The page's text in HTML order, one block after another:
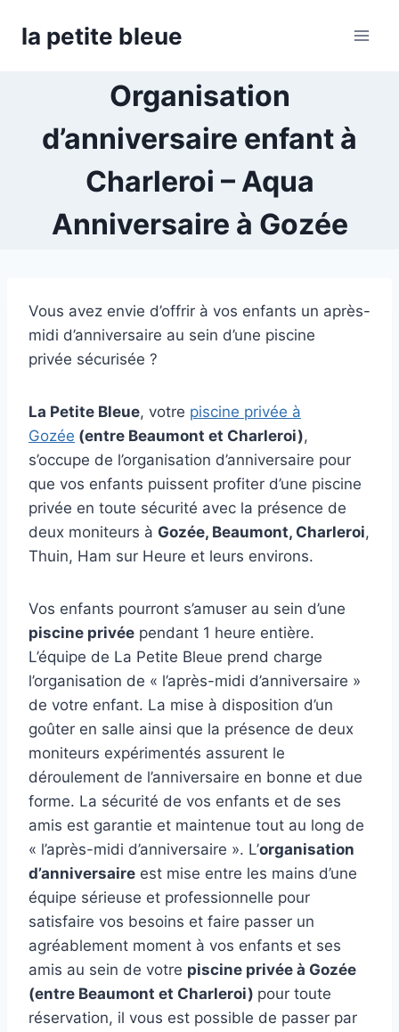
la petite bleue
Organisation
d’anniversaire enfant à
Charleroi – Aqua
Anniversaire à Gozée
Vous avez envie d’offrir à vos enfants un après-
midi d’anniversaire au sein d’une piscine
privée sécurisée ?
La Petite Bleue, votre piscine privée à
Gozée (entre Beaumont et Charleroi),
s’occupe de l’organisation d’anniversaire pour
que vos enfants puissent profiter d’une piscine
privée en toute sécurité avec la présence de
deux moniteurs à Gozée, Beaumont, Charleroi,
Thuin, Ham sur Heure et leurs environs.
Vos enfants pourront s’amuser au sein d’une
piscine privée pendant 1 heure entière.
L’équipe de La Petite Bleue prend charge
l’organisation de « l’après-midi d’anniversaire »
de votre enfant. La mise à disposition d’un
goûter en salle ainsi que la présence de deux
moniteurs expérimentés assurent le
déroulement de l’anniversaire en bonne et due
forme. La sécurité de vos enfants et de ses
amis est garantie et maintenue tout au long de
« l’après-midi d’anniversaire ». L’organisation
d’anniversaire est mise entre les mains d’une
équipe sérieuse et professionnelle pour
satisfaire vos besoins et faire passer un
agréablement moment à vos enfants et ses
amis au sein de votre piscine privée à Gozée
(entre Beaumont et Charleroi) pour toute
réservation, il vous est possible de passer par